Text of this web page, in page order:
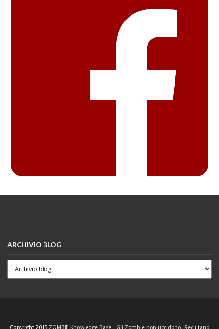
ARCHIVIO BLOG
Copyright 2015 ZOMBIE Knowledge Base - Gli Zombie non uccidono. Reclutano